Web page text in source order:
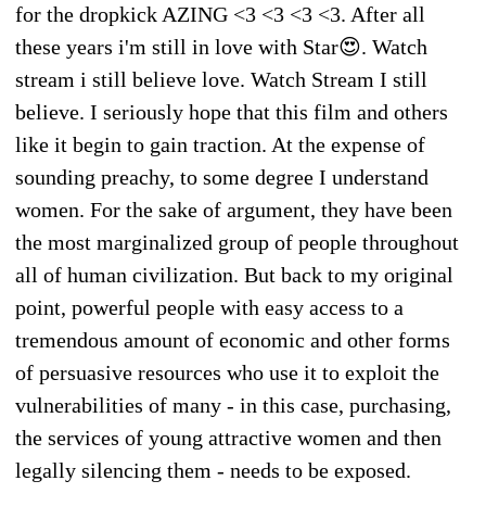
for the dropkick AZING <3 <3 <3 <3. After all
these years i'm still in love with Star😍. Watch
stream i still believe love. Watch Stream I still
believe. I seriously hope that this film and others
like it begin to gain traction. At the expense of
sounding preachy, to some degree I understand
women. For the sake of argument, they have been
the most marginalized group of people throughout
all of human civilization. But back to my original
point, powerful people with easy access to a
tremendous amount of economic and other forms
of persuasive resources who use it to exploit the
vulnerabilities of many - in this case, purchasing,
the services of young attractive women and then
legally silencing them - needs to be exposed.